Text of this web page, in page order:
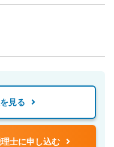
見る
士に申し込む